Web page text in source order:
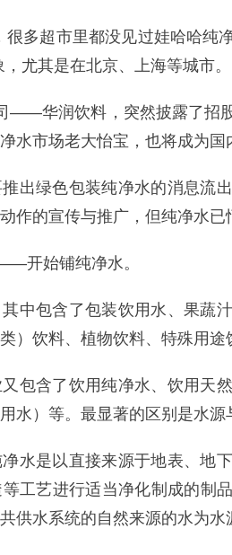
很多超市里都没见过娃哈哈纯
尤其是在北京、上海等城市。
——华润饮料，突然披露了招
水市场老大怡宝，也将成为国
出绿色包装纯净水的消息流
作的宣传与推广，但纯净水已
开始铺纯净水。
中包含了包装饮用水、果蔬
）饮料、植物饮料、特殊用途
包含了饮用纯净水、饮用天
水）等。最显著的区别是水源
水是以直接来源于地表、地
工艺进行适当净化制成的制
供水系统的自然来源的水为水